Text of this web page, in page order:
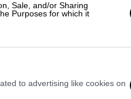
Sale, and/or Sharing
Purposes for which it
to advertising like cookies on
είχε αποκτήσει
και με τη
στον τελικό.
του Κυπέλλου
25’ με αυτογκόλ